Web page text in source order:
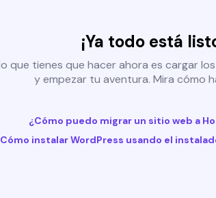
¡Ya todo está
que tienes que hacer ahora es cargar
y empezar tu aventura. Mira cómo
¿Cómo puedo migrar un sitio web a
instalar WordPress usando el